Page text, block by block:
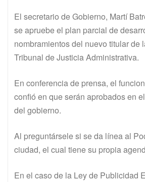
El secretario de Gobierno, Martí
se apruebe el plan parcial de
nombramientos del nuevo titular
Tribunal de Justicia Administrativa.
En conferencia de prensa, el
confió en que serán aprobados en
del gobierno.
Al preguntársele si se da línea al
ciudad, el cual tiene su propia
En el caso de la Ley de Publicidad